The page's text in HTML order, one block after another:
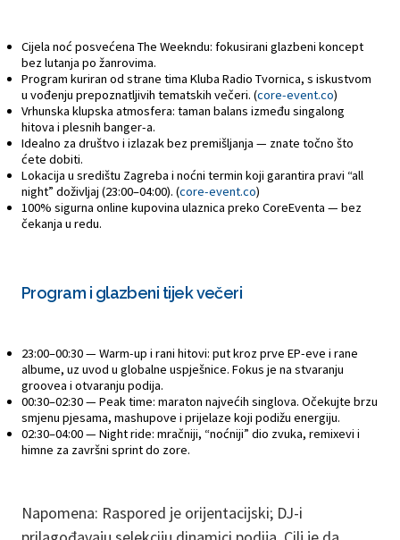
Cijela noć posvećena The Weekndu: fokusirani glazbeni koncept
bez lutanja po žanrovima.
Program kuriran od strane tima Kluba Radio Tvornica, s iskustvom
u vođenju prepoznatljivih tematskih večeri. (core-event.co)
Vrhunska klupska atmosfera: taman balans između singalong
hitova i plesnih banger-a.
Idealno za društvo i izlazak bez premišljanja — znate točno što
ćete dobiti.
Lokacija u središtu Zagreba i noćni termin koji garantira pravi “all
night” doživljaj (23:00–04:00). (core-event.co)
100% sigurna online kupovina ulaznica preko CoreEventa — bez
čekanja u redu.
Program i glazbeni tijek večeri
23:00–00:30 — Warm-up i rani hitovi: put kroz prve EP-eve i rane
albume, uz uvod u globalne uspješnice. Fokus je na stvaranju
groovea i otvaranju podija.
00:30–02:30 — Peak time: maraton najvećih singlova. Očekujte brzu
smjenu pjesama, mashupove i prijelaze koji podižu energiju.
02:30–04:00 — Night ride: mračniji, “noćniji” dio zvuka, remixevi i
himne za završni sprint do zore.
Napomena: Raspored je orijentacijski; DJ-i